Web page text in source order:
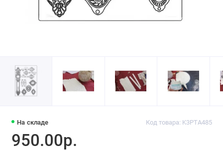
На складе Код товара: K3PTA485
950.00р.